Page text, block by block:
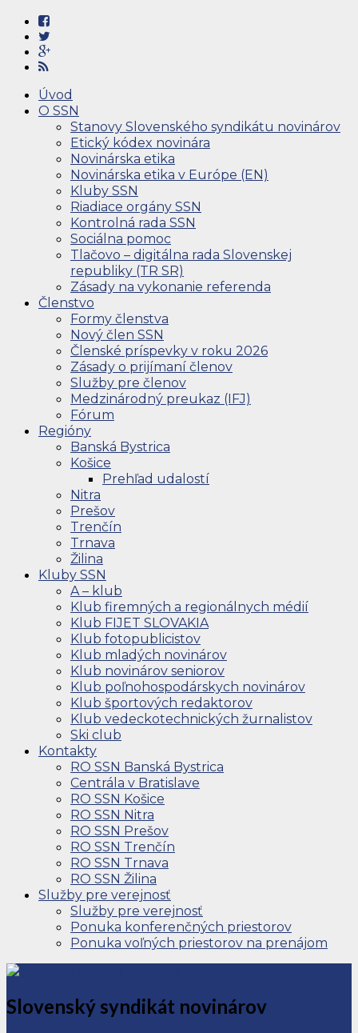
Úvod
O SSN
Stanovy Slovenského syndikátu novinárov
Etický kódex novinára
Novinárska etika
Novinárska etika v Európe (EN)
Kluby SSN
Riadiace orgány SSN
Kontrolná rada SSN
Sociálna pomoc
Tlačovo – digitálna rada Slovenskej
republiky (TR SR)
Zásady na vykonanie referenda
Členstvo
Formy členstva
Nový člen SSN
Členské príspevky v roku 2026
Zásady o prijímaní členov
Služby pre členov
Medzinárodný preukaz (IFJ)
Fórum
Regióny
Banská Bystrica
Košice
Prehľad udalostí
Nitra
Prešov
Trenčín
Trnava
Žilina
Kluby SSN
A – klub
Klub firemných a regionálnych médií
Klub FIJET SLOVAKIA
Klub fotopublicistov
Klub mladých novinárov
Klub novinárov seniorov
Klub poľnohospodárskych novinárov
Klub športových redaktorov
Klub vedeckotechnických žurnalistov
Ski club
Kontakty
RO SSN Banská Bystrica
Centrála v Bratislave
RO SSN Košice
RO SSN Nitra
RO SSN Prešov
RO SSN Trenčín
RO SSN Trnava
RO SSN Žilina
Služby pre verejnosť
Služby pre verejnosť
Ponuka konferenčných priestorov
Ponuka voľných priestorov na prenájom
Slovenský syndikát novinárov